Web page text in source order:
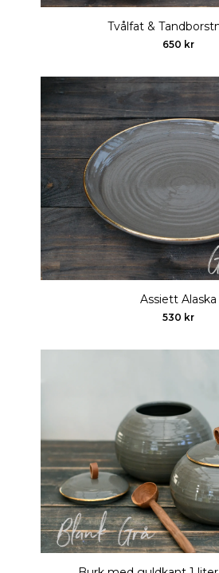
Tvålfat &
650 kr
Assiett Alaska
530 kr